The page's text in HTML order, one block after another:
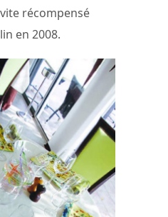
récompensé
en 2008.